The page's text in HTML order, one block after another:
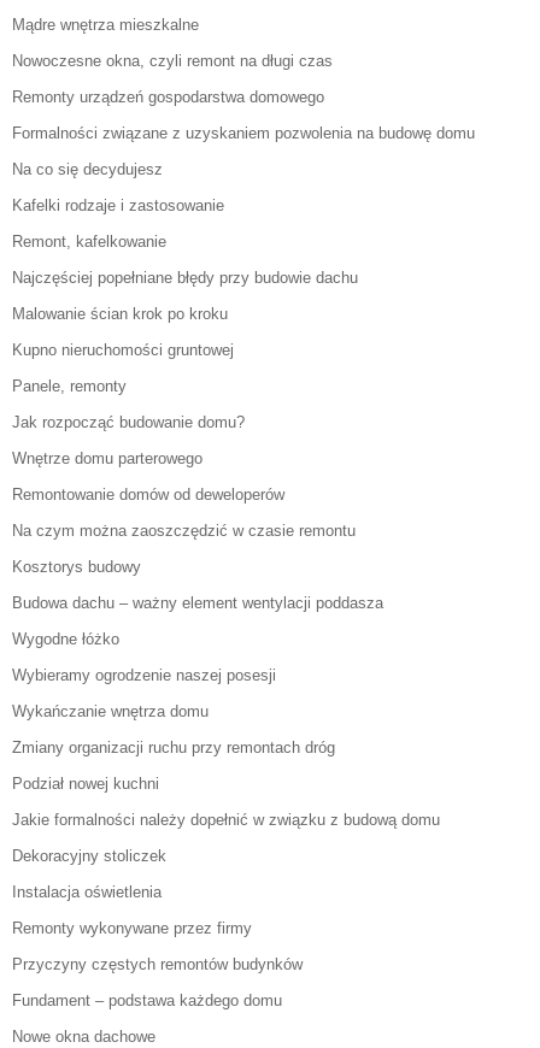
Mądre wnętrza mieszkalne
Nowoczesne okna, czyli remont na długi czas
Remonty urządzeń gospodarstwa domowego
Formalności związane z uzyskaniem pozwolenia na budowę domu
Na co się decydujesz
Kafelki rodzaje i zastosowanie
Remont, kafelkowanie
Najczęściej popełniane błędy przy budowie dachu
Malowanie ścian krok po kroku
Kupno nieruchomości gruntowej
Panele, remonty
Jak rozpocząć budowanie domu?
Wnętrze domu parterowego
Remontowanie domów od deweloperów
Na czym można zaoszczędzić w czasie remontu
Kosztorys budowy
Budowa dachu – ważny element wentylacji poddasza
Wygodne łóżko
Wybieramy ogrodzenie naszej posesji
Wykańczanie wnętrza domu
Zmiany organizacji ruchu przy remontach dróg
Podział nowej kuchni
Jakie formalności należy dopełnić w związku z budową domu
Dekoracyjny stoliczek
Instalacja oświetlenia
Remonty wykonywane przez firmy
Przyczyny częstych remontów budynków
Fundament – podstawa każdego domu
Nowe okna dachowe